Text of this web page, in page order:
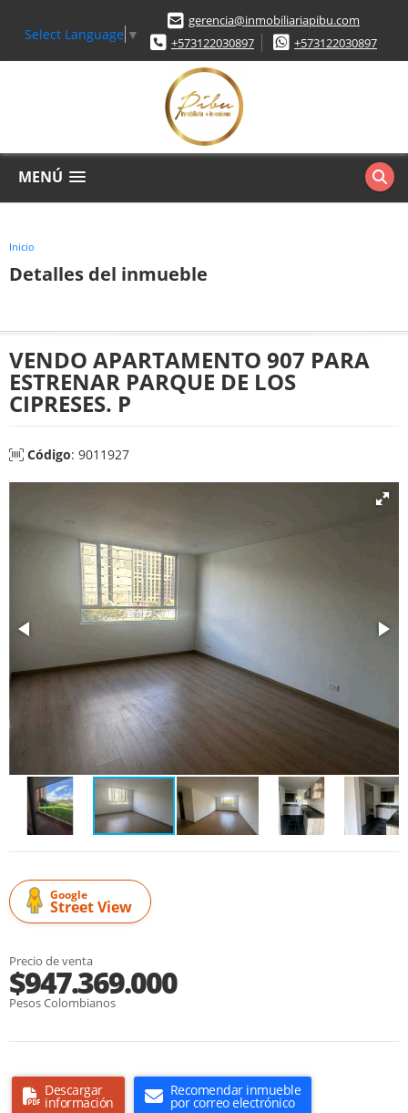
Select Language ▼
gerencia@inmobiliariapibu.com
+573122030897
+573122030897
MENÚ
Inicio
Detalles del inmueble
VENDO APARTAMENTO 907 PARA
ESTRENAR PARQUE DE LOS
CIPRESES. P
Código: 9011927
Google
Street View
Precio de venta
$947.369.000
Pesos Colombianos
Descargar
información
Recomendar inmueble
por correo electrónico